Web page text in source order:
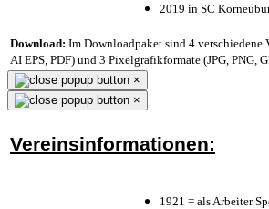
2019 in SC
Download: Im Downloadpaket sind 4 verschiedene
AI EPS, PDF) und 3 Pixelgrafikformate (JPG, PNG,
×
×
Vereinsinformationen:
1921 = als Arbeiter